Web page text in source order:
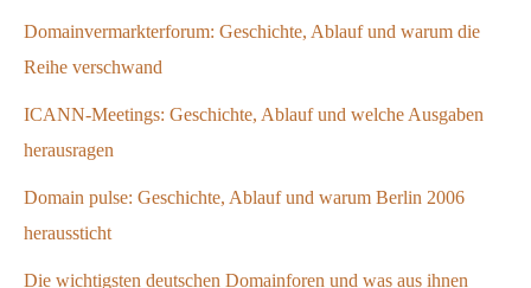
Domainvermarkterforum: Geschichte, Ablauf und warum die
Reihe verschwand
ICANN-Meetings: Geschichte, Ablauf und welche Ausgaben
herausragen
Domain pulse: Geschichte, Ablauf und warum Berlin 2006
heraussticht
Die wichtigsten deutschen Domainforen und was aus ihnen